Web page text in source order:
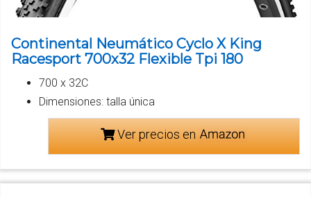
Continental Neumático Cyclo X King
Racesport 700x32 Flexible Tpi 180
700 x 32C
Dimensiones: talla única
Ver precios en